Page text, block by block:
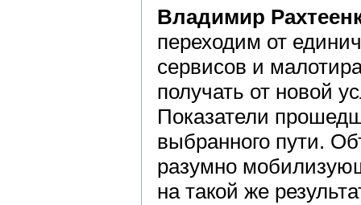
Владимир
переходим от
сервисов и
получать от новой
Показатели
выбранного пути.
разумно
на такой же